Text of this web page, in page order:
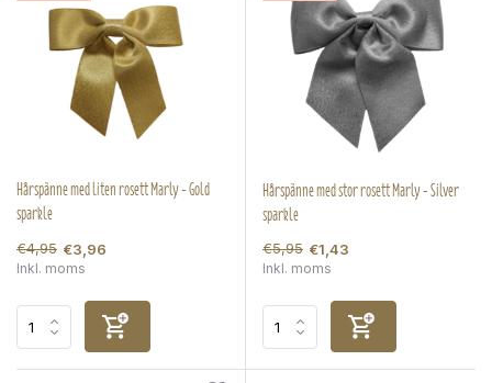
Hårspänne med liten rosett Marly - Gold
sparkle
€4,95 €3,96
Inkl. moms
Hårspänne med stor rosett Marly - Silver
sparkle
€5,95 €1,43
Inkl. moms